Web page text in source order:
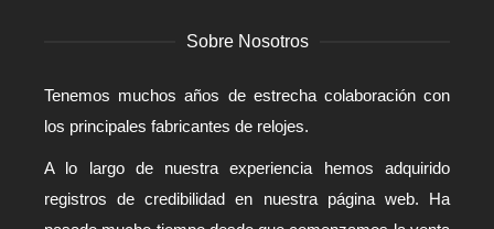
Sobre Nosotros
Tenemos muchos años de estrecha colaboración con
los principales fabricantes de relojes.
A lo largo de nuestra experiencia hemos adquirido
registros de credibilidad en nuestra página web. Ha